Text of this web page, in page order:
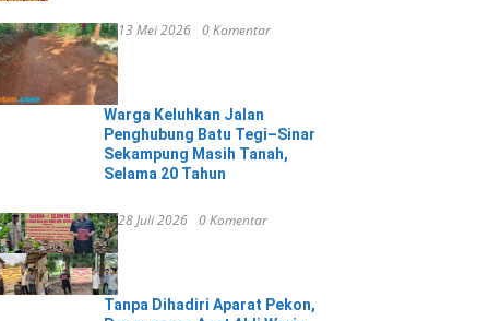
13 Mei 2026 0 Komentar
Warga Keluhkan Jalan
Penghubung Batu Tegi–Sinar
Sekampung Masih Tanah,
Selama 20 Tahun
28 Juli 2026 0 Komentar
Tanpa Dihadiri Aparat Pekon,